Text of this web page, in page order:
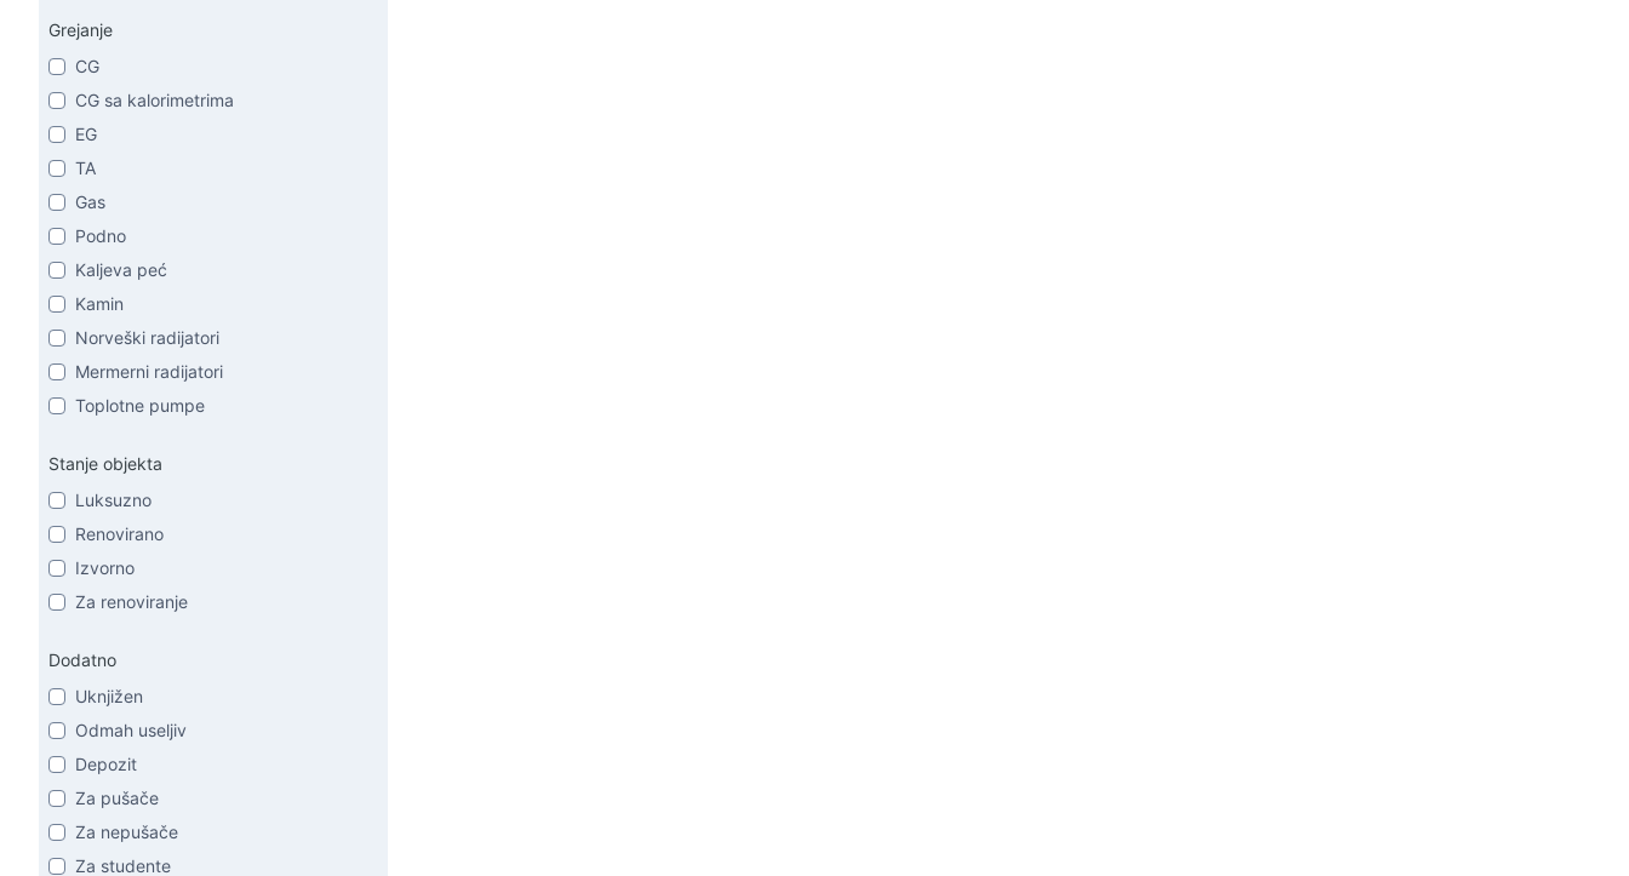
Grejanje
CG
CG sa kalorimetrima
EG
TA
Gas
Podno
Kaljeva peć
Kamin
Norveški radijatori
Mermerni radijatori
Toplotne pumpe
Stanje objekta
Luksuzno
Renovirano
Izvorno
Za renoviranje
Dodatno
Uknjižen
Odmah useljiv
Depozit
Za pušače
Za nepušače
Za studente